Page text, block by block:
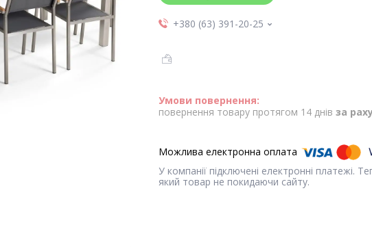
+380 (63) 391-20-25
повернення товару протягом 14 днів за
У компанії підключені електронні платежі.
який товар не покидаючи сайту.